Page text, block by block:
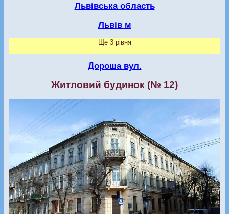
Львівська область
Львів м
Ще 3 рівня
Дороша вул.
Житловий будинок (№ 12)